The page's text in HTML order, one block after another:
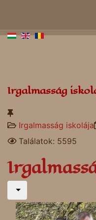
Irgalmasság
Irgalmasság iskolája
Találatok: 5595